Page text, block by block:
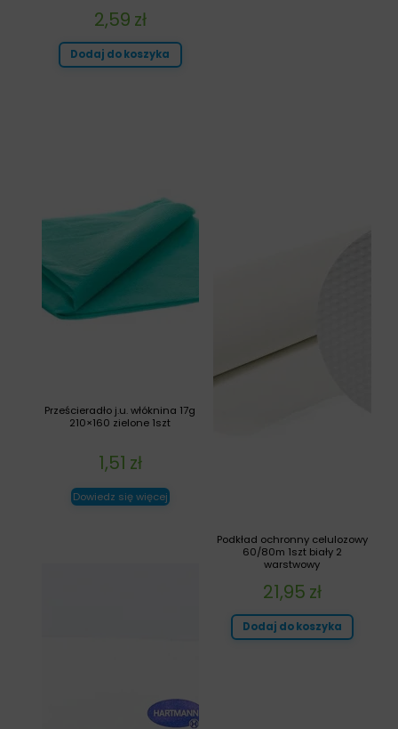
2,59 zł
Dodaj do koszyka
Podkład ochronny celulozowy
60/80m 1szt biały 2
warstwowy
21,95 zł
Dodaj do koszyka
Prześcieradło j.u. włóknina 17g
210×160 zielone 1szt
1,51 zł
Dowiedz się więcej